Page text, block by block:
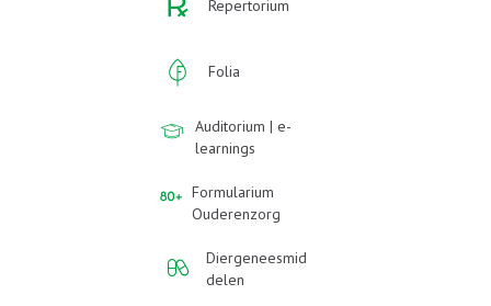
Repertorium
Folia
Auditorium | e-
learnings
Formularium
Ouderenzorg
Diergeneesmid
delen